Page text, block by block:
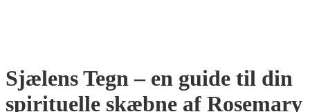
Sjælens Tegn – en guide til din
spirituelle skæbne af Rosemary